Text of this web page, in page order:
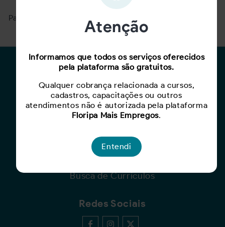
Para ver mais, acesse a página
Para Candidatos
Busca de Oportunidades
Cadastro de Currículo
Capacite-se
Para Empresas
Busca de Currículos
Redes Sociais
Atenção
Informamos que todos os serviços oferecidos
pela plataforma são gratuitos.
Qualquer cobrança relacionada a cursos,
cadastros, capacitações ou outros
atendimentos não é autorizada pela plataforma
Floripa Mais Empregos.
Entendi